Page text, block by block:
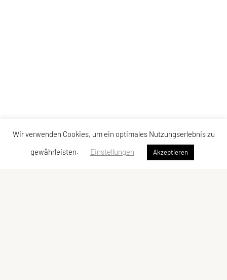
Wir verwenden Cookies, um ein optimales Nutzungserlebnis zu
gewährleisten.
Einstellungen Akzeptieren